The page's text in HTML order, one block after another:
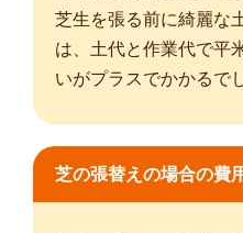
芝生を張る前に綺麗な
は、土代と作業代で平
いがプラスでかかるで
芝の張替えの場合の費